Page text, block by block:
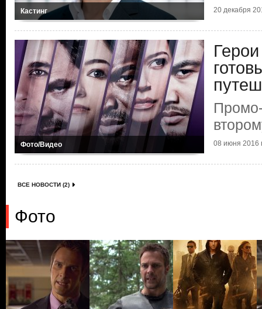
Кастинг 20 декабря
Фото/Видео 08 июня 2016
ВСЕ НОВОСТИ (2)
Фото